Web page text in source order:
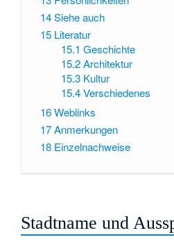
14Siehe auch
15 Literatur
15.1 Geschichte
15.2 Architektur
15.3 Kultur
15.4 Verschiedenes
16Weblinks
17Anmerkungen
18 Einzelnachweise
Stadtname und